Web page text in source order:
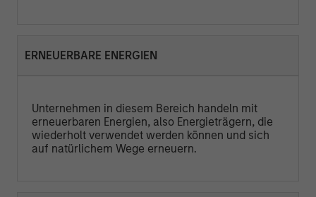
ERNEUERBARE ENERGIEN
Unternehmen in diesem Bereich handeln mit
erneuerbaren Energien, also Energieträgern, die
wiederholt verwendet werden können und sich
auf natürlichem Wege erneuern.